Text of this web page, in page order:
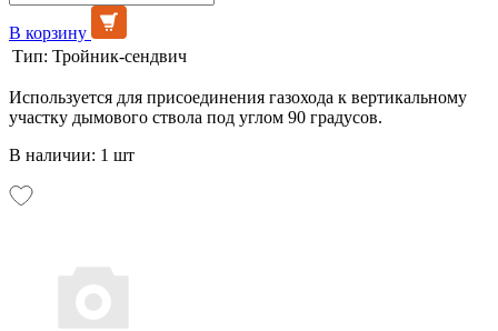
В корзину
Тип: Тройник-сендвич
Используется для присоединения газохода к вертикальному
участку дымового ствола под углом 90 градусов.
В наличии: 1 шт